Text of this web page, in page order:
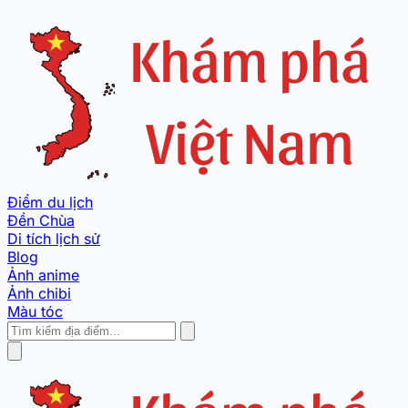
Điểm du lịch
Đền Chùa
Di tích lịch sử
Blog
Ảnh anime
Ảnh chibi
Màu tóc